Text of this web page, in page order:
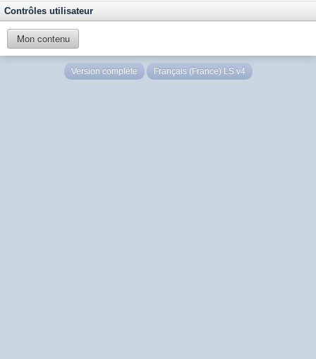
Contrôles utilisateur
Mon contenu
Version complète Français (France) LS v4